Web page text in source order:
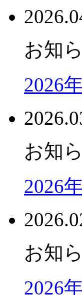
お知
2026
お知
2026
お知
2026